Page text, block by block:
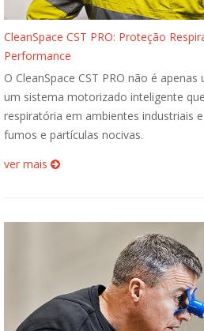
CleanSpace CST PRO: Proteção
Performance
O CleanSpace CST PRO não é
um sistema motorizado inteligente
respiratória em ambientes industriais
fumos e partículas nocivas.
ver mais